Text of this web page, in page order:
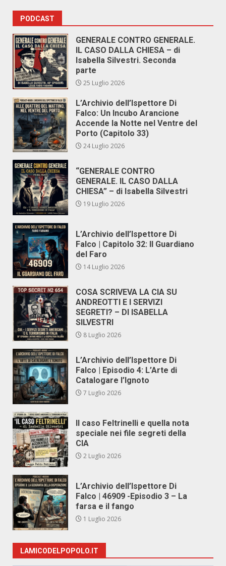
PODCAST
GENERALE CONTRO GENERALE.
IL CASO DALLA CHIESA – di
Isabella Silvestri. Seconda
parte
25 Luglio 2026
L’Archivio dell’Ispettore Di
Falco: Un Incubo Arancione
Accende la Notte nel Ventre del
Porto (Capitolo 33)
24 Luglio 2026
“GENERALE CONTRO
GENERALE. IL CASO DALLA
CHIESA” – di Isabella Silvestri
19 Luglio 2026
L’Archivio dell’Ispettore Di
Falco | Capitolo 32: Il Guardiano
del Faro
14 Luglio 2026
COSA SCRIVEVA LA CIA SU
ANDREOTTI E I SERVIZI
SEGRETI? – DI ISABELLA
SILVESTRI
8 Luglio 2026
L’Archivio dell’Ispettore Di
Falco | Episodio 4: L’Arte di
Catalogare l’Ignoto
7 Luglio 2026
Il caso Feltrinelli e quella nota
speciale nei file segreti della
CIA
2 Luglio 2026
L’Archivio dell’Ispettore Di
Falco | 46909 -Episodio 3 – La
farsa e il fango
1 Luglio 2026
LAMICODELPOPOLO.IT